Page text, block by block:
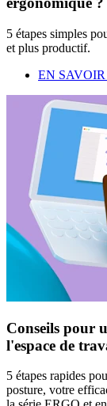
5 étapes simples
et plus productif.
EN
Conseils pour
l'espace de
5 étapes rapides
posture, votre